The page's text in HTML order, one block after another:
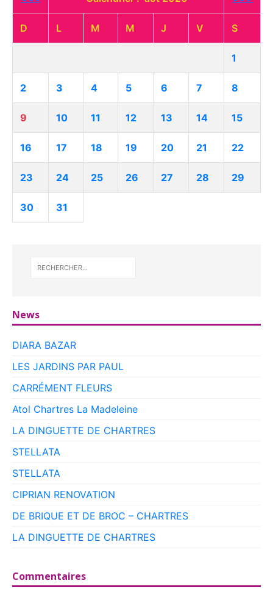
D L M M J V S
1
2 3 4 5 6 7 8
9 10 11 12 13 14 15
16 17 18 19 20 21 22
23 24 25 26 27 28 29
30 31
News
DIARA BAZAR
LES JARDINS PAR PAUL
CARRÉMENT FLEURS
Atol Chartres La Madeleine
LA DINGUETTE DE CHARTRES
STELLATA
STELLATA
CIPRIAN RENOVATION
DE BRIQUE ET DE BROC – CHARTRES
LA DINGUETTE DE CHARTRES
Commentaires